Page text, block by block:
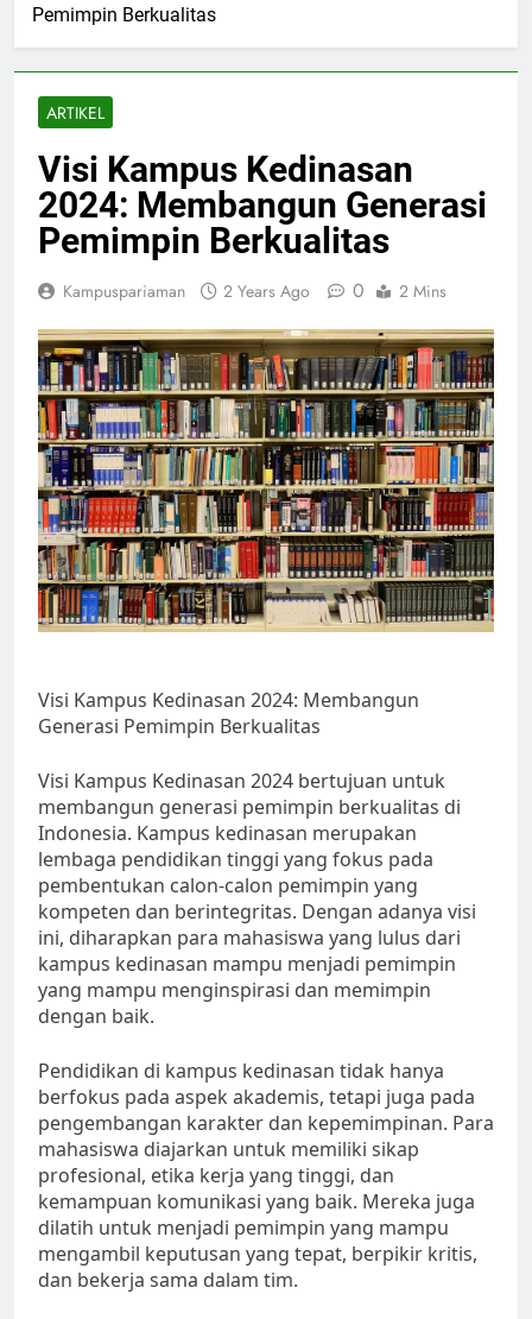
Pemimpin Berkualitas
ARTIKEL
Visi Kampus Kedinasan
2024: Membangun Generasi
Pemimpin Berkualitas
Kampuspariaman 2 Years Ago 0 2 Mins
Visi Kampus Kedinasan 2024: Membangun
Generasi Pemimpin Berkualitas
Visi Kampus Kedinasan 2024 bertujuan untuk
membangun generasi pemimpin berkualitas di
Indonesia. Kampus kedinasan merupakan
lembaga pendidikan tinggi yang fokus pada
pembentukan calon-calon pemimpin yang
kompeten dan berintegritas. Dengan adanya visi
ini, diharapkan para mahasiswa yang lulus dari
kampus kedinasan mampu menjadi pemimpin
yang mampu menginspirasi dan memimpin
dengan baik.
Pendidikan di kampus kedinasan tidak hanya
berfokus pada aspek akademis, tetapi juga pada
pengembangan karakter dan kepemimpinan. Para
mahasiswa diajarkan untuk memiliki sikap
profesional, etika kerja yang tinggi, dan
kemampuan komunikasi yang baik. Mereka juga
dilatih untuk menjadi pemimpin yang mampu
mengambil keputusan yang tepat, berpikir kritis,
dan bekerja sama dalam tim.